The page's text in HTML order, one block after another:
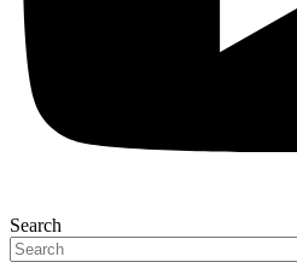
Search